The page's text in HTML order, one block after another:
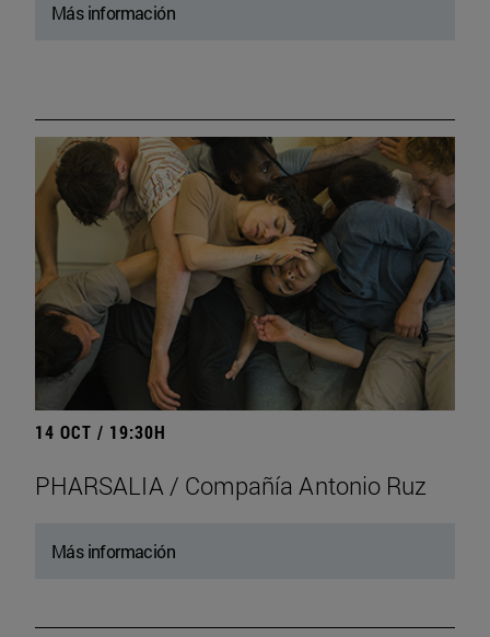
Más información
14 OCT / 19:30H
PHARSALIA / Compañía Antonio Ruz
Más información